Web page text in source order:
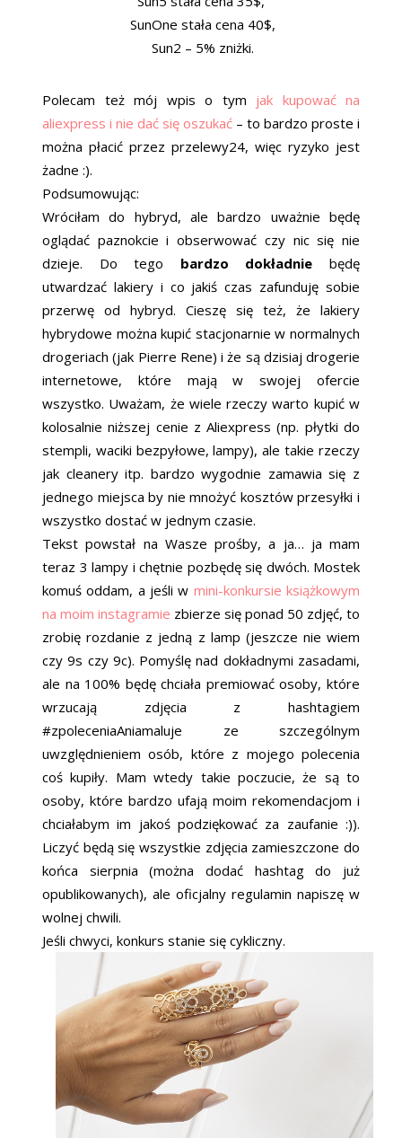
SunOne stała cena 40$,
Sun2 – 5% zniżki.
Polecam też mój wpis o tym jak kupować na
aliexpress i nie dać się oszukać – to bardzo proste i
można płacić przez przelewy24, więc ryzyko jest
żadne :).
Podsumowując:
Wróciłam do hybryd, ale bardzo uważnie będę
oglądać paznokcie i obserwować czy nic się nie
dzieje. Do tego bardzo dokładniebędę
utwardzać lakiery i co jakiś czas zafunduję sobie
przerwę od hybryd. Cieszę się też, że lakiery
hybrydowe można kupić stacjonarnie w normalnych
drogeriach (jak Pierre Rene) i że są dzisiaj drogerie
internetowe, które mają w swojej ofercie
wszystko. Uważam, że wiele rzeczy warto kupić w
kolosalnie niższej cenie z Aliexpress (np. płytki do
stempli, waciki bezpyłowe, lampy), ale takie rzeczy
jak cleanery itp. bardzo wygodnie zamawia się z
jednego miejsca by nie mnożyć kosztów przesyłki i
wszystko dostać w jednym czasie.
Tekst powstał na Wasze prośby, a ja… ja mam
teraz 3 lampy i chętnie pozbędę się dwóch. Mostek
komuś oddam, a jeśli w mini-konkursie książkowym
na moim instagramie zbierze się ponad 50 zdjęć, to
zrobię rozdanie z jedną z lamp (jeszcze nie wiem
czy 9s czy 9c). Pomyślę nad dokładnymi zasadami,
ale na 100% będę chciała premiować osoby, które
wrzucają zdjęcia z hashtagiem
#zpoleceniaAniamaluje ze szczególnym
uwzględnieniem osób, które z mojego polecenia
coś kupiły. Mam wtedy takie poczucie, że są to
osoby, które bardzo ufają moim rekomendacjom i
chciałabym im jakoś podziękować za zaufanie :)).
Liczyć będą się wszystkie zdjęcia zamieszczone do
końca sierpnia (można dodać hashtag do już
opublikowanych), ale oficjalny regulamin napiszę w
wolnej chwili.
Jeśli chwyci, konkurs stanie się cykliczny.